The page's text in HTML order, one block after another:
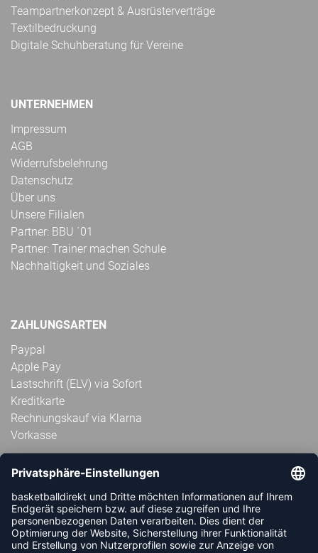
Teampartnerkonzept & Ausrüsterverträge
Textilbedruckung
Digitale Schuhberatung für Vereine
UNTERNEHMEN
Impressum
AGB
Widerrufsbelehrung
Datenschutz
Über uns
Unsere Filialen
Partner: BBU ´01
Partner: Trainer machen Schule
Nachhaltigkeit und Soziales
ZAHLUNGSARTEN
Paypal
Apple Pay
Lastschrift (ELV) via Sofort
Kreditkarte
Rechnungskauf via Klarna
Vorkasse
ABONNIERE JETZT DEN KOSTENLOSEN
HANDBALLDIREKT-NEWSLETTER UND VERPASSE KEINE
NEUIGKEIT ODER AKTION MEHR.
JETZT ANMELDEN